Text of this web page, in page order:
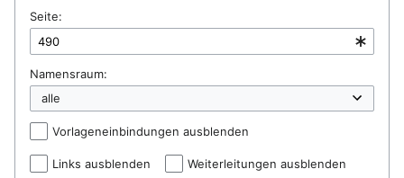
Seite:
Namensraum:
Vorlageneinbindungen ausblenden
Links ausblenden Weiterleitungen ausblenden